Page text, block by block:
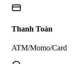
Thanh Toán
ATM/Momo/Card